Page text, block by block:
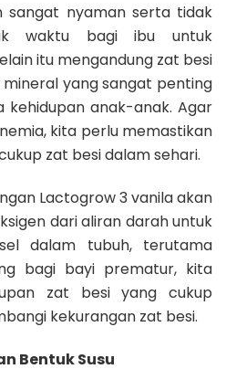
sangat nyaman serta tidak
waktu bagi ibu untuk
itu mengandung zat besi
yang sangat penting
kehidupan anak-anak. Agar
kita perlu memastikan
zat besi dalam sehari.
Lactogrow 3 vanilaakan
dari aliran darah untuk
dalam tubuh, terutama
bagi bayi prematur, kita
zat besi yang cukup
kekurangan zat besi.
Bentuk Susu